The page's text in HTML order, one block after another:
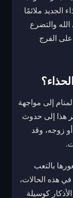
الجديد ملائمًا
والتضرع
الفرج
إلى مواجهة
هذا إلى حدوث
زوجه، وقد
بالتعب
هذه الحالات،
كوسيلة